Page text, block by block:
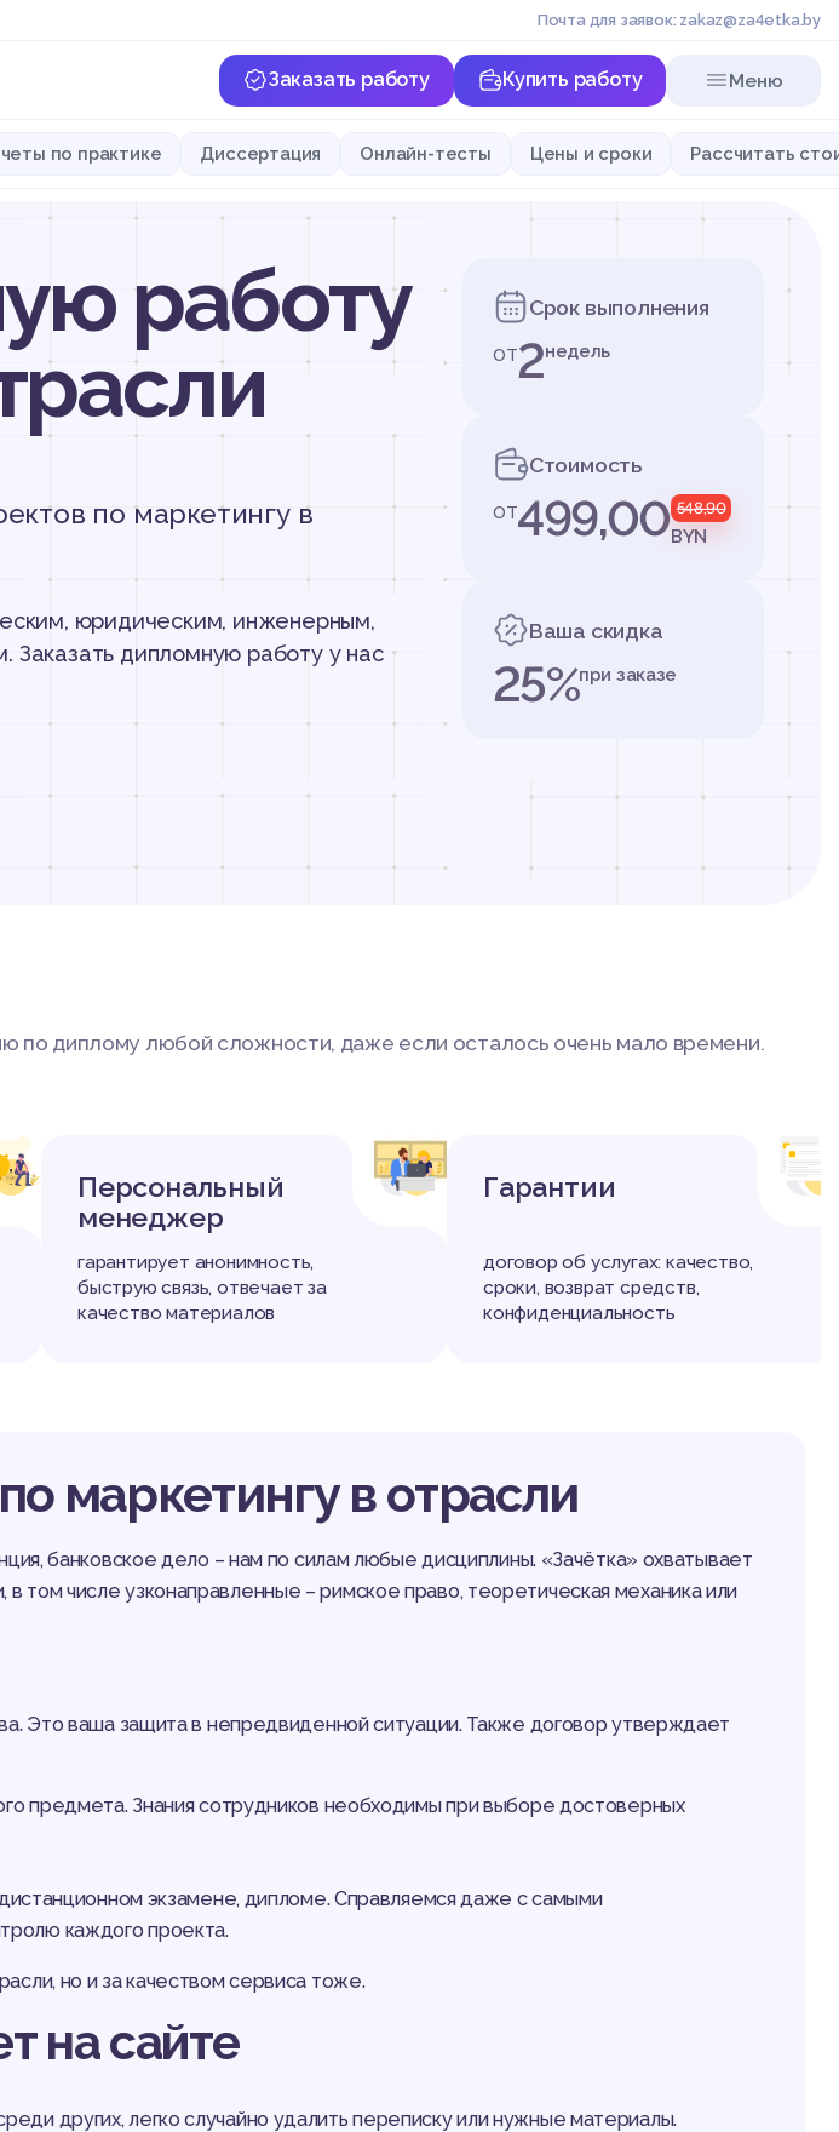
Почта для заявок: zakaz@za4etka.by
Заказать работу Купить работу Меню
по практике Диссертация Онлайн-тесты Цены и сроки Рассчитать
работу
по маркетингу в
юридическим, инженерным,
Заказать дипломную работу у нас
Срок выполнения
от2недель
Стоимость
от499,00 548,90
BYN
Ваша скидка
25%при заказе
по диплому любой сложности, даже если осталось очень мало времени.
+ +
Персональный
менеджер
гарантирует анонимность,
быструю связь, отвечает за
качество материалов
+
Гарантии
договор об услугах: качество,
сроки, возврат средств,
конфиденциальность
маркетингу в отрасли
банковское дело – нам по силам любые дисциплины. «Зачётка» охватывает
числе узконаправленные – римское право, теоретическая механика или
Это ваша защита в непредвиденной ситуации. Также договор утверждает
предмета. Знания сотрудников необходимы при выборе достоверных
экзамене, дипломе. Справляемся даже с самыми
каждого проекта.
но и за качеством сервиса тоже.
на сайте
других, легко случайно удалить переписку или нужные материалы.